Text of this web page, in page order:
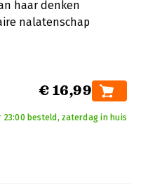
haar denken
nalatenschap
€ 16,99
besteld, zaterdag in huis